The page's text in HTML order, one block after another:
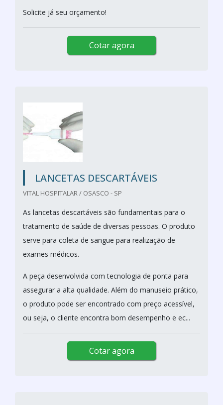
Solicite já seu orçamento!
Cotar agora
LANCETAS DESCARTÁVEIS
VITAL HOSPITALAR / OSASCO - SP
As lancetas descartáveis são fundamentais para o
tratamento de saúde de diversas pessoas. O produto
serve para coleta de sangue para realização de
exames médicos.
A peça desenvolvida com tecnologia de ponta para
assegurar a alta qualidade. Além do manuseio prático,
o produto pode ser encontrado com preço acessível,
ou seja, o cliente encontra bom desempenho e ec...
Cotar agora